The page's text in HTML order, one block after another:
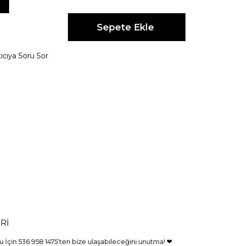
Soru Sor
536 958 1475’ten bize ulaşabileceğini unutma! ❤